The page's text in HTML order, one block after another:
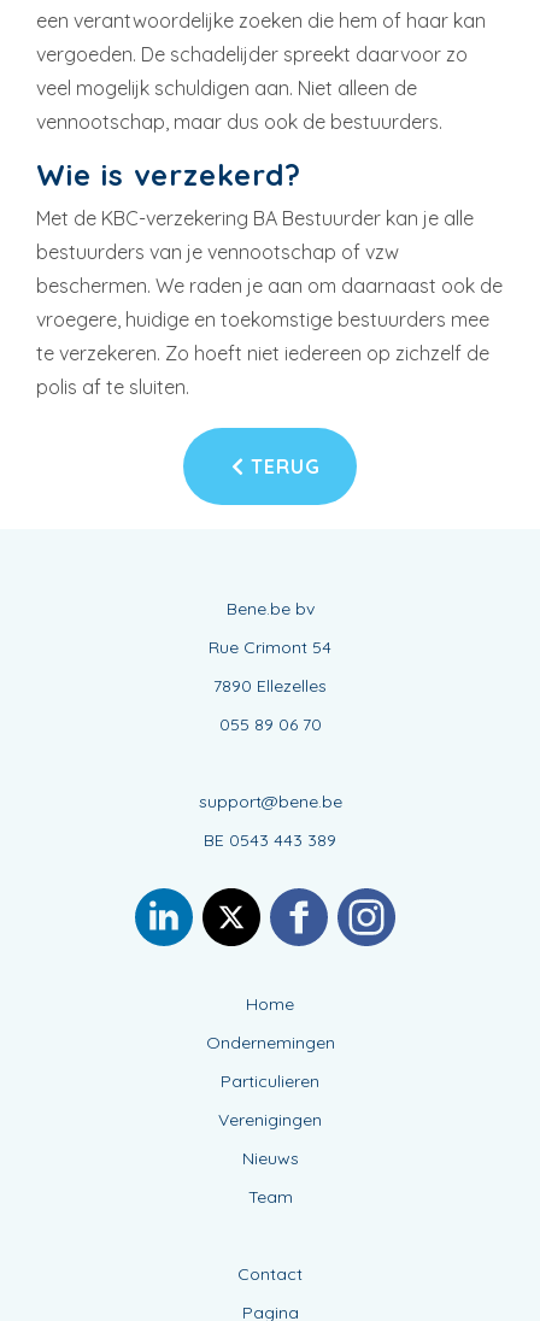
een verantwoordelijke zoeken die hem of haar kan
vergoeden. De schadelijder spreekt daarvoor zo
veel mogelijk schuldigen aan. Niet alleen de
vennootschap, maar dus ook de bestuurders.
Wie is verzekerd?
Met de KBC-verzekering BA Bestuurder kan je alle
bestuurders van je vennootschap of vzw
beschermen. We raden je aan om daarnaast ook de
vroegere, huidige en toekomstige bestuurders mee
te verzekeren. Zo hoeft niet iedereen op zichzelf de
polis af te sluiten.
TERUG
Bene.be bv
Rue Crimont 54
7890 Ellezelles
055 89 06 70
support@bene.be
BE 0543 443 389
Home
Ondernemingen
Particulieren
Verenigingen
Nieuws
Team
Contact
Pagina